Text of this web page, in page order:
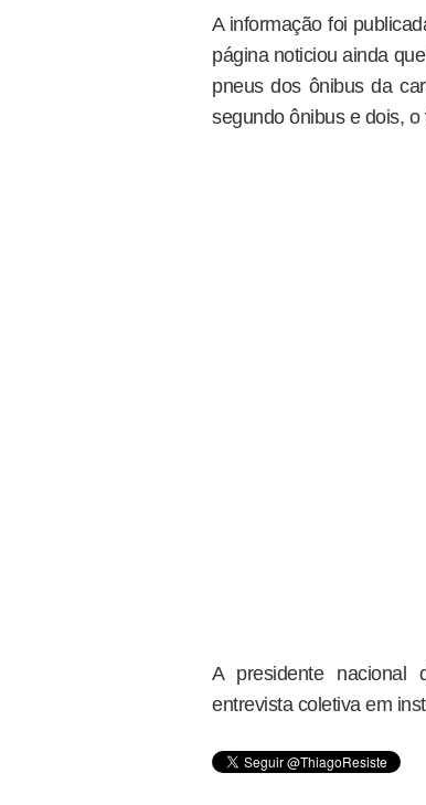
A informação foi
página noticiou ainda
pneus dos ônibus da
segundo ônibus e dois,
A presidente nacional
entrevista coletiva em